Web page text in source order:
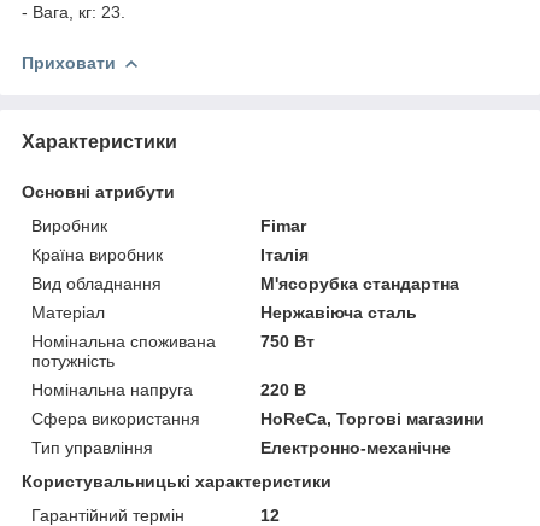
- Вага, кг: 23.
Приховати
Характеристики
Основні атрибути
Виробник
Fimar
Країна виробник
Італія
Вид обладнання
М'ясорубка стандартна
Матеріал
Нержавіюча сталь
Номінальна споживана
потужність
750 Вт
Номінальна напруга
220 В
Сфера використання
HoReCa, Торгові магазини
Тип управління
Електронно-механічне
Користувальницькі характеристики
Гарантійний термін
12